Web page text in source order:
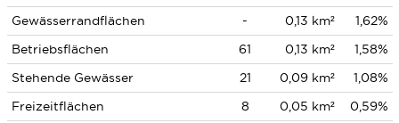
Gewässerrandflächen
- 0,13 km²
1,62%
Betriebsflächen
61 0,13 km²
1,58%
Stehende Gewässer
21 0,09 km²
1,08%
Freizeitflächen
8 0,05 km²
0,59%